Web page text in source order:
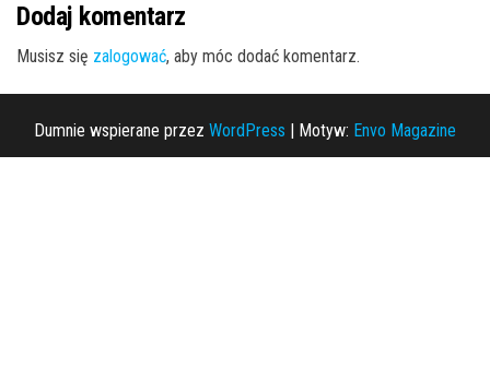
Dodaj komentarz
Musisz się zalogować, aby móc dodać komentarz.
Dumnie wspierane przez WordPress | Motyw: Envo Magazine